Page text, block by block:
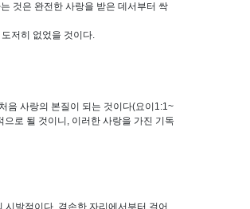
것은 완전한 사랑을 받은 데서부터 싹
저히 없었을 것이다.
음 사랑의 본질이 되는 것이다(요이1:1~
로 될 것이니, 이러한 사랑을 가진 기독
발점이다. 겸손한 자리에서부터 걸어